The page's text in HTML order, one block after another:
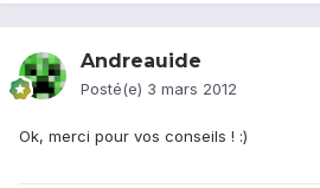
Andreauide
Posté(e) 3 mars 2012
Ok, merci pour vos conseils ! :)